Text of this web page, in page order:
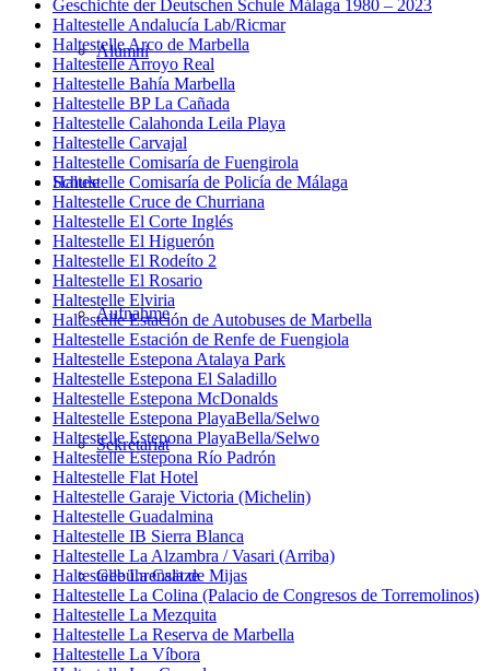
Alumni
Schule
Aufnahme
Sekretariat
Gebührensätze
Geschichte der Deutschen Schule Málaga 1980 – 2023
Haltestelle Andalucía Lab/Ricmar
Haltestelle Arco de Marbella
Haltestelle Arroyo Real
Haltestelle Bahía Marbella
Haltestelle BP La Cañada
Haltestelle Calahonda Leila Playa
Haltestelle Carvajal
Haltestelle Comisaría de Fuengirola
Haltestelle Comisaría de Policía de Málaga
Haltestelle Cruce de Churriana
Haltestelle El Corte Inglés
Haltestelle El Higuerón
Haltestelle El Rodeíto 2
Haltestelle El Rosario
Haltestelle Elviria
Haltestelle Estación de Autobuses de Marbella
Haltestelle Estación de Renfe de Fuengiola
Haltestelle Estepona Atalaya Park
Haltestelle Estepona El Saladillo
Haltestelle Estepona McDonalds
Haltestelle Estepona PlayaBella/Selwo
Haltestelle Estepona PlayaBella/Selwo
Haltestelle Estepona Río Padrón
Haltestelle Flat Hotel
Haltestelle Garaje Victoria (Michelin)
Haltestelle Guadalmina
Haltestelle IB Sierra Blanca
Haltestelle La Alzambra / Vasari (Arriba)
Haltestelle La Cala de Mijas
Haltestelle La Colina (Palacio de Congresos de Torremolinos)
Haltestelle La Mezquita
Haltestelle La Reserva de Marbella
Haltestelle La Víbora